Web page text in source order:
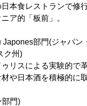
本食レストランで修
ア的「板前」。
Japones部門(ジャパ
ク州)
リスによる実験的で
や日本酒を積極的に
部門)